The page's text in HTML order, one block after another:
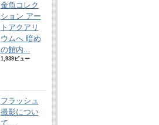
金魚コレク
ション アー
トアクアリ
ウムへ 暗め
の館内...
1,939ビュー
フラッシュ
撮影につい
て...